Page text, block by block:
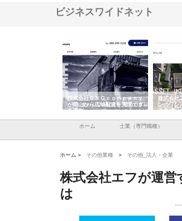
ビジネスワイドネット
株式会社アセットイノベーショ
ンのワンルーム投資で始める資
産形成と老後準備
庭楽株式
と名古屋
間
ホーム 士業（専門職種）
ホーム > その他業種 > その他_法人・企業
株式会社エフが運営
は